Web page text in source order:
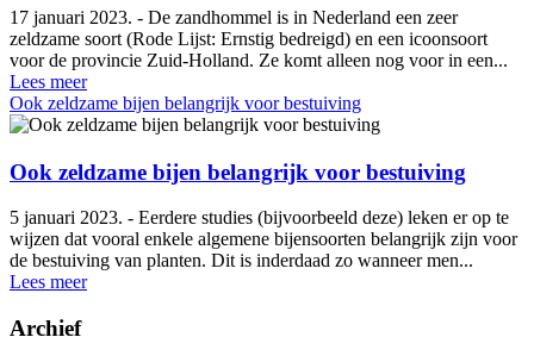
17 januari 2023. - De zandhommel is in Nederland een zeer
zeldzame soort (Rode Lijst: Ernstig bedreigd) en een icoonsoort
voor de provincie Zuid-Holland. Ze komt alleen nog voor in een...
Lees meer
Ook zeldzame bijen belangrijk voor bestuiving
Ook zeldzame bijen belangrijk voor bestuiving
5 januari 2023. - Eerdere studies (bijvoorbeeld deze) leken er op te
wijzen dat vooral enkele algemene bijensoorten belangrijk zijn voor
de bestuiving van planten. Dit is inderdaad zo wanneer men...
Lees meer
Archief